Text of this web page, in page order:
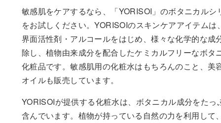
敏感肌をケアするなら、「YORISOI」のボタニカルシ
をお試しください。YORISOIのスキンケアアイテムは
界面活性剤・アルコールをはじめ、様々な化学的な成
除し、植物由来成分を配合したケミカルフリーなボタ
化粧品です。敏感肌用の化粧水はもちろんのこと、美
オイルも販売しています。
YORISOIが提供する化粧水は、ボタニカル成分をたっ
含んでいます。植物が持っている自然の力を利用して